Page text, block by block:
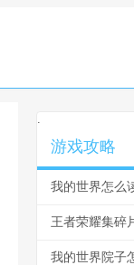
.
游戏攻略
我的世界怎么
王者荣耀集碎
我的世界院子